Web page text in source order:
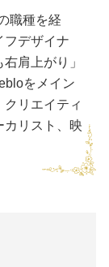
職種を経
フデザイナ
肩上がり」
をメイン
リエイティ
カリスト、映